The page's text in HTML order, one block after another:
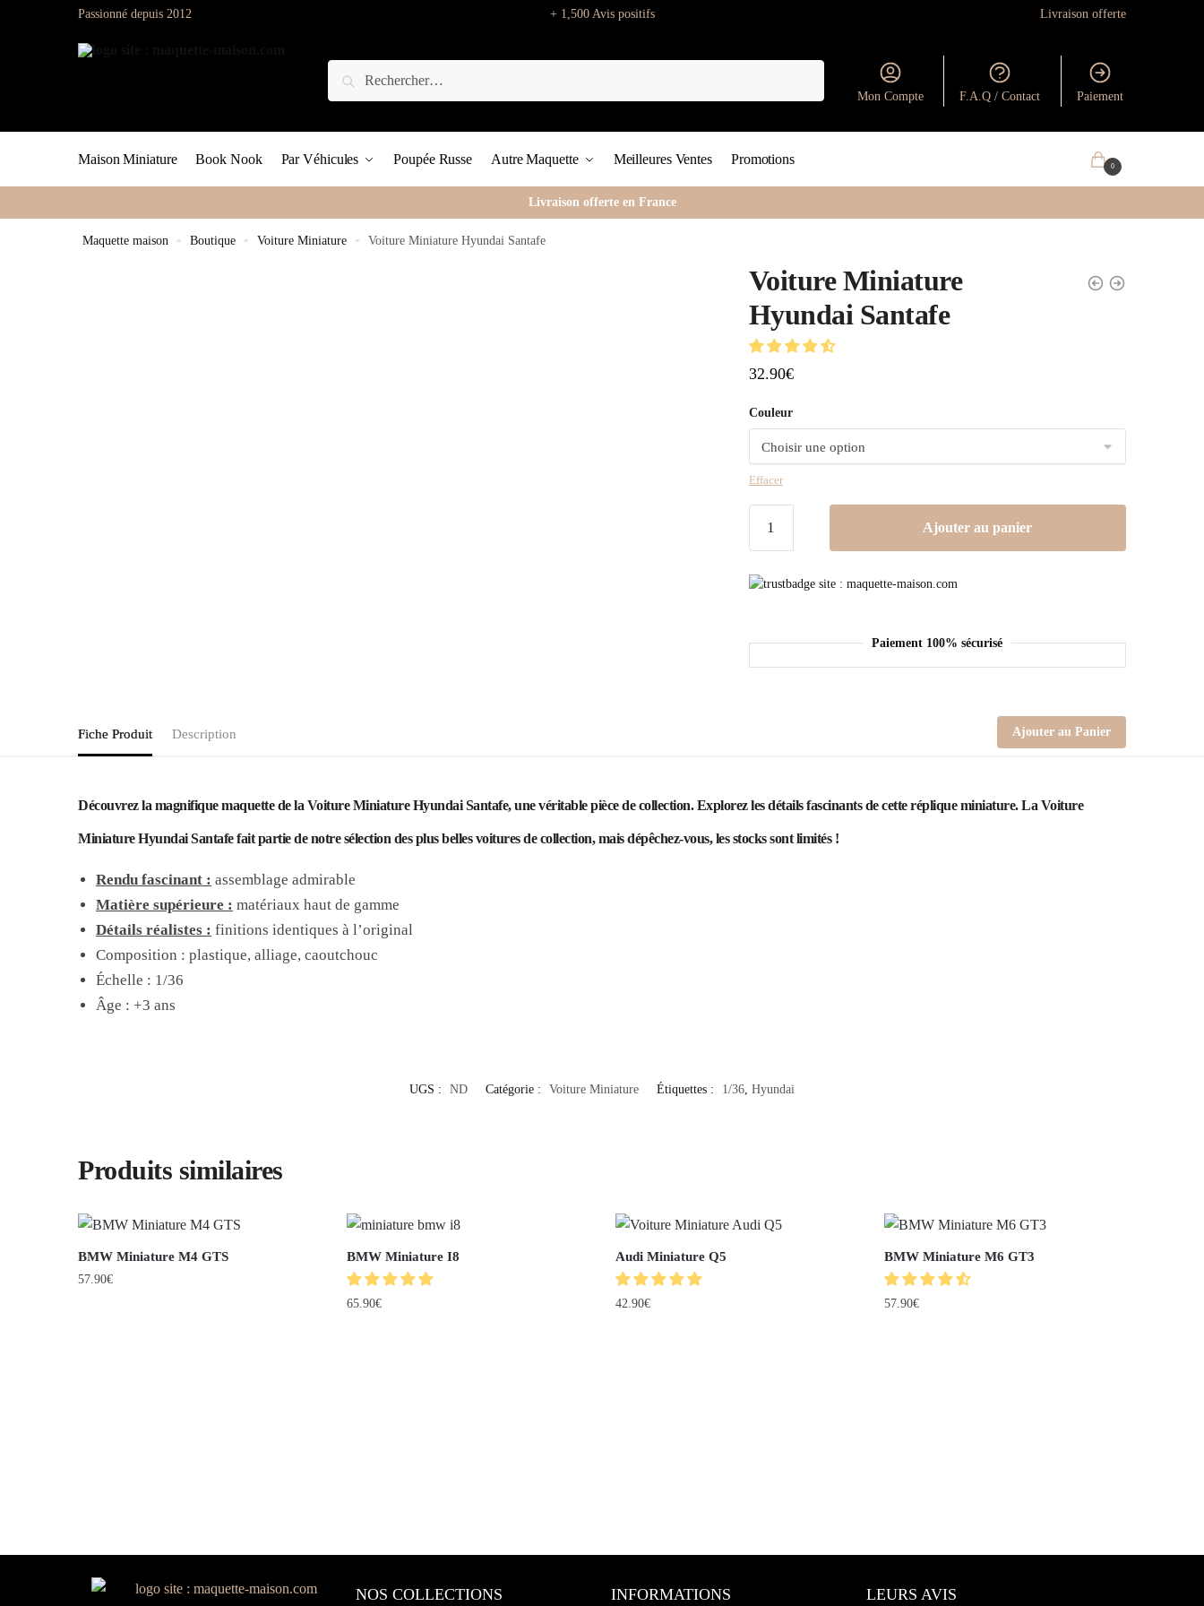
Passionné depuis 2012 + 1,500 Avis positifs Livraison offerte
Mon Compte F.A.Q / Contact Paiement
Maison Miniature Book Nook Par Véhicules Poupée Russe Autre Maquette Meilleures Ventes Promotions 0
Livraison offerte en France
Maquette maison » Boutique » Voiture Miniature » Voiture Miniature Hyundai Santafe
Voiture Miniature
Hyundai Santafe
32.90€
Couleur
Effacer
Ajouter au panier
Paiement 100% sécurisé
Fiche Produit Description Ajouter au Panier
Découvrez la magnifique maquette de la Voiture Miniature Hyundai Santafe, une véritable pièce de collection. Explorez les détails fascinants de cette réplique miniature. La Voiture
Miniature Hyundai Santafe fait partie de notre sélection des plus belles voitures de collection, mais dépêchez-vous, les stocks sont limités !
Rendu fascinant : assemblage admirable
Matière supérieure : matériaux haut de gamme
Détails réalistes : finitions identiques à l’original
Composition : plastique, alliage, caoutchouc
Échelle : 1/36
Âge : +3 ans
UGS : ND Catégorie : Voiture Miniature Étiquettes : 1/36 Hyundai
Produits similaires
BMW Miniature M4 GTS
57.90€
BMW Miniature I8
65.90€
Audi Miniature Q5
42.90€
BMW Miniature M6 GT3
57.90€
NOS COLLECTIONS INFORMATIONS LEURS AVIS